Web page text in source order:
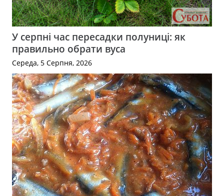
У серпні час пересадки полуниці: як
правильно обрати вуса
Середа, 5 Серпня, 2026